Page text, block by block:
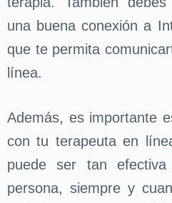
una buena conexión a
que te permita
línea.
Además, es importante
con tu terapeuta en
puede ser tan
persona, siempre y